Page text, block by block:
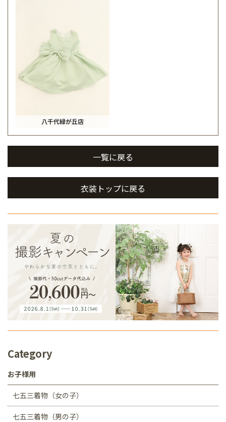
八千代緑が丘店
一覧に戻る
衣装トップに戻る
Category
お子様用
七五三着物（女の子）
七五三着物（男の子）